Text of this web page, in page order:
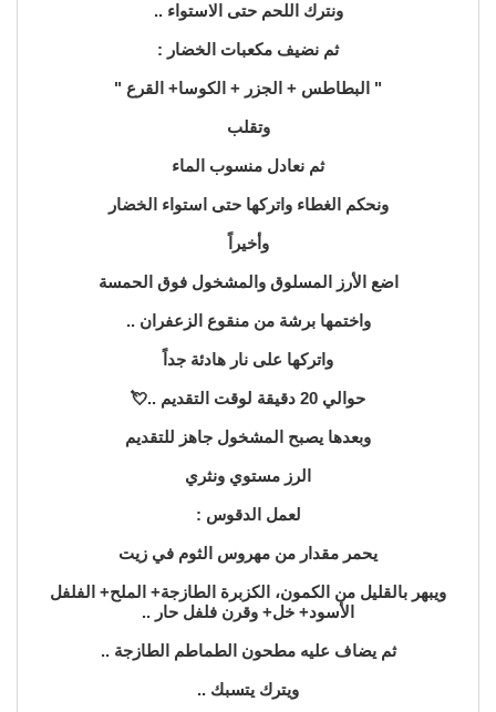
ونترك اللحم حتى الاستواء ..
ثم نضيف مكعبات الخضار :
" البطاطس + الجزر + الكوسا+ القرع "
وتقلب
ثم نعادل منسوب الماء
ونحكم الغطاء واتركها حتى استواء الخضار
وأخيراً
اضع الأرز المسلوق والمشخول فوق الحمسة
واختمها برشة من منقوع الزعفران ..
واتركها على نار هادئة جداً
حوالي 20 دقيقة لوقت التقديم ..💘
وبعدها يصبح المشخول جاهز للتقديم
الرز مستوي ونثري
لعمل الدقوس :
يحمر مقدار من مهروس الثوم في زيت
ويبهر بالقليل من الكمون، الكزبرة الطازجة+ الملح+ الفلفل
الأسود+ خل+ وقرن فلفل حار ..
ثم يضاف عليه مطحون الطماطم الطازجة ..
ويترك يتسبك ..